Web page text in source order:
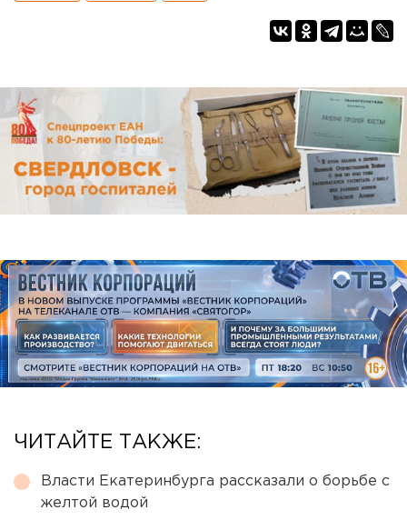
ЧИТАЙТЕ ТАКЖЕ:
Власти Екатеринбурга рассказали о борьбе с
желтой водой